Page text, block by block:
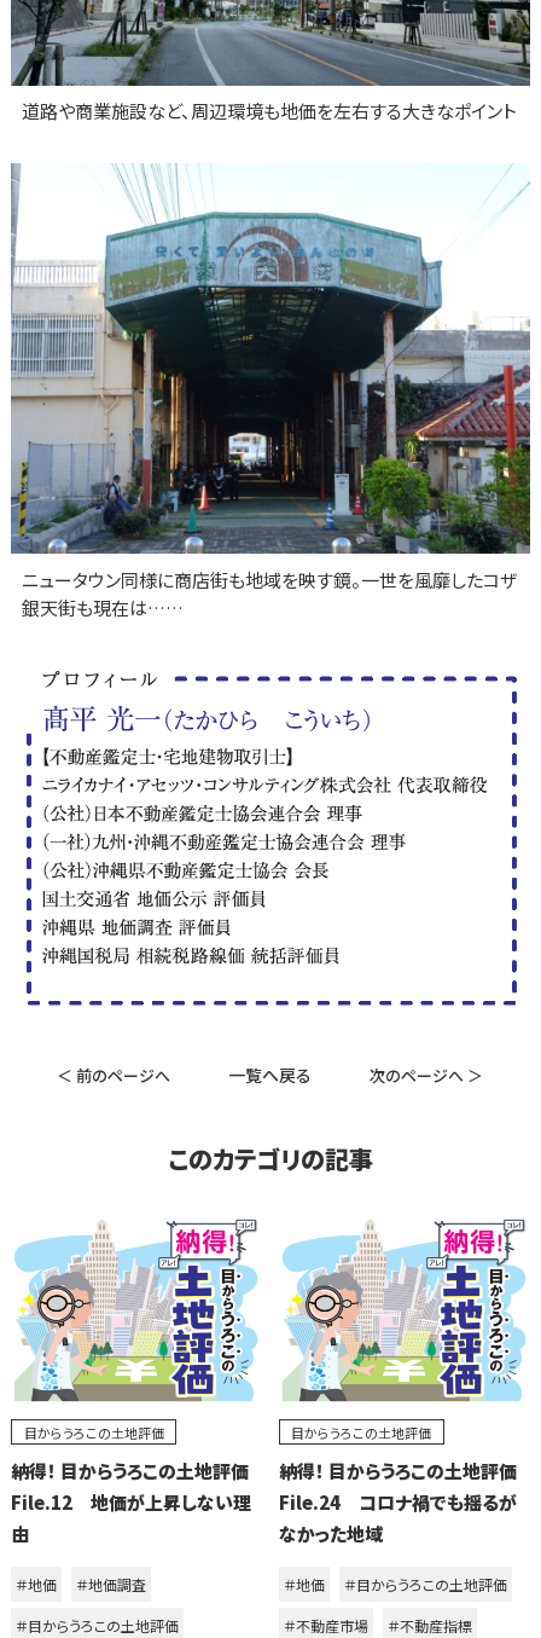
道路や商業施設など、周辺環境も地価を左右する大きなポイント
ニュータウン同様に商店街も地域を映す鏡。一世を風靡したコザ
銀天街も現在は……
＜ 前のページへ 一覧へ戻る 次のページへ ＞
このカテゴリの記事
目からうろこの土地評価
納得！ 目からうろこの土地評価
File.12 地価が上昇しない理
由
＃地価
＃地価調査
＃目からうろこの土地評価
目からうろこの土地評価
納得！ 目からうろこの土地評価
File.24 コロナ禍でも揺るが
なかった地域
＃地価
＃目からうろこの土地評価
＃不動産市場
＃不動産指標